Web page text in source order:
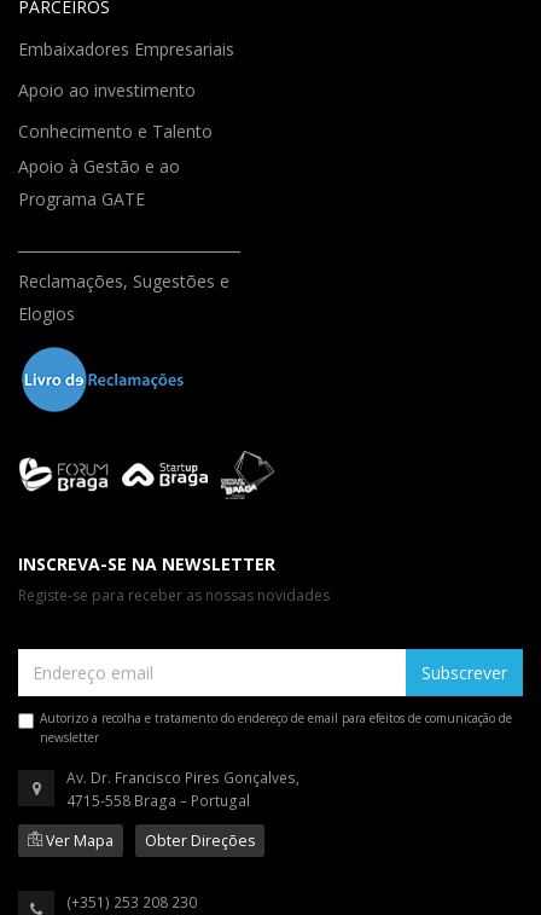
PARCEIROS
Embaixadores Empresariais
Apoio ao investimento
Conhecimento e Talento
Apoio à Gestão e ao
Programa GATE
Reclamações, Sugestões e
Elogios
INSCREVA-SE NA NEWSLETTER
Registe-se para receber as nossas novidades
Subscrever
Autorizo a recolha e tratamento do endereço de email para efeitos de comunicação de
newsletter
Av. Dr. Francisco Pires Gonçalves,
4715-558 Braga – Portugal
Ver Mapa
Obter Direções
(+351) 253 208 230